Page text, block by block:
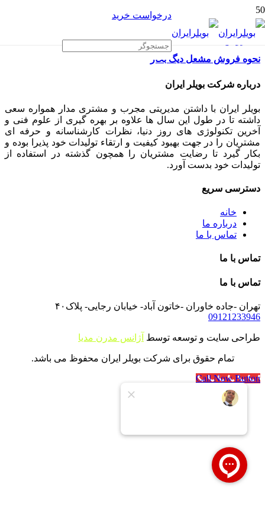
درخواست خرید
نحوه فروش مشعل دیگ بخار
درباره شرکت بویلر ایران
بویلر ایران با داشتن مدیریتی مجرب و مشتری مدار همواره سعی
داشته تا در طول این سال ها علاوه بر بهره گیری از علوم فنی و
آخرین تکنولوژی های روز دنیا، نظرات کارشناسانه و حرفه ای
مشتریان را در جهت بهبود کیفیت و ارتقاء تولیدات خود پذیرا بوده و
بکار گیرد تا رضایت مشتریان را همچون گذشته در استفاده از
تولیدات خود بدست آورد.
دسترسی سریع
خانه
درباره ما
تماس با ما
تماس با ما
تماس با ما
تهران -جاده خاوران -خاتون آباد- خیابان رجایی- پلاک۴۰
09121233946
طراحی سایت و توسعه توسط آژانس مدرن مدیا
تمام حقوق برای شرکت بویلر ایران محفوظ می باشد.
Call Now Button